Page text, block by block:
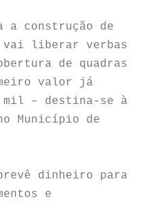
a construção de
vai liberar verbas
de quadras
valor já
mil – destina-se à
Município de
dinheiro para
e